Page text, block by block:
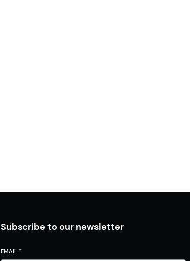
Subscribe to our newsletter
EMAIL *